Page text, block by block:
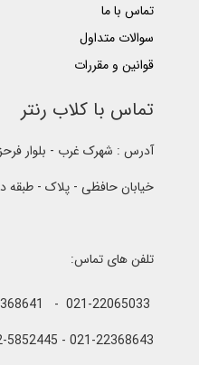
تماس با ما
سوالات متداول
قوانین و مقررات
تماس با کلاب رنتر
آدرس : شهرک غرب - بلوار
خیابان حافظی - پلاک - طبقه
تلفن های تماس:
021-22368643 - 0912-5852445